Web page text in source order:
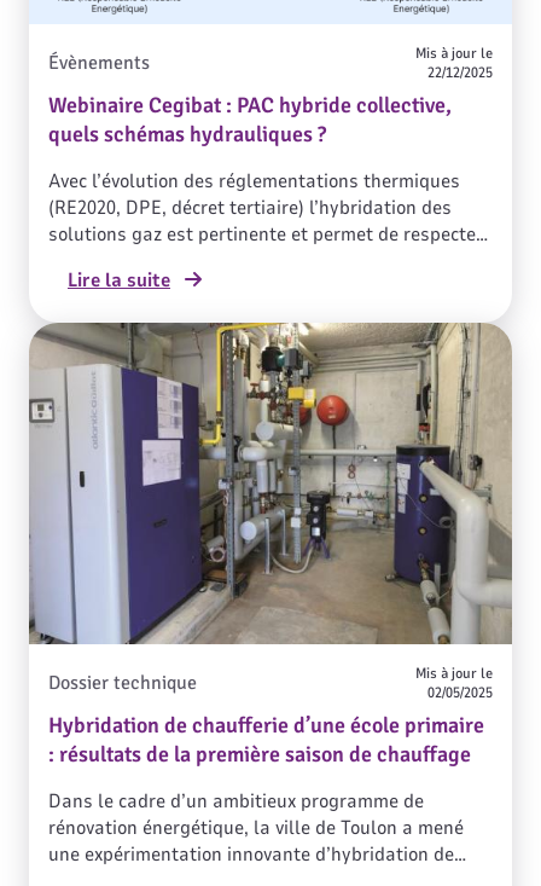
Webinaire Cegibat : PAC hybride collective,
quels schémas hydrauliques ?
Évènements
Mis à jour le
22/12/2025
Avec l’évolution des réglementations thermiques
(RE2020, DPE, décret tertiaire) l’hybridation des
solutions gaz est pertinente et permet de respecter
combinaison « intelligente » d’une chaudière THPE
décarbonation, affiche des performances très
compétitives, tout cela dans un budget
maitrisé. L’atteinte de ces objectifs n’est pas
possible sans tenir compte d’une bonne conception
hydraulique. Plusieurs points de vigilance seront
donc pris en compte afin de réaliser une installation
performante et optimale.
Lire la suite
Hybridation de chaufferie d’une école primaire
: résultats de la première saison de chauffage
Dossier technique
Mis à jour le
02/05/2025
Dans le cadre d’un ambitieux programme de
rénovation énergétique, la ville de Toulon a mené
une expérimentation innovante d’hybridation de